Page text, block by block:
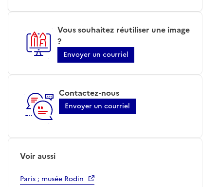
Vous souhaitez réutiliser une image
?
Envoyer un courriel
Contactez-nous
Envoyer un courriel
Voir aussi
Paris ; musée Rodin